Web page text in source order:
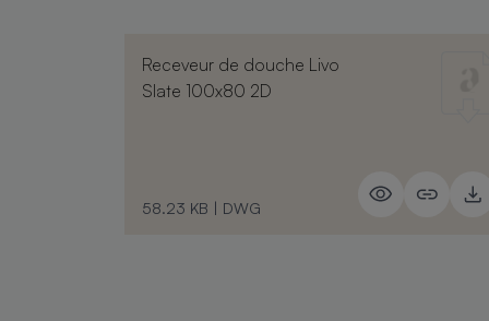
Receveur de douche Livo
Slate 100x80 2D
58.23 KB | DWG